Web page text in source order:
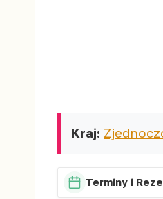
Kraj:
Terminy i